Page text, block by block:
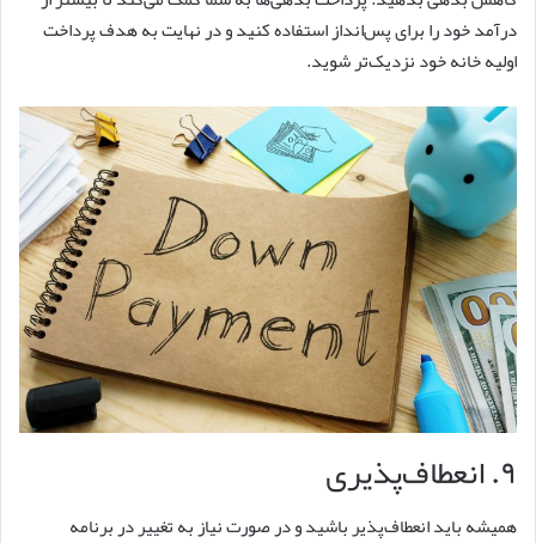
درآمد خود را برای پس‌انداز استفاده کنید و در نهایت به هدف پرداخت
اولیه خانه خود نزدیک‌تر شوید.
۹. انعطاف‌پذیری
همیشه باید انعطاف‌پذیر باشید و در صورت نیاز به تغییر در برنامه